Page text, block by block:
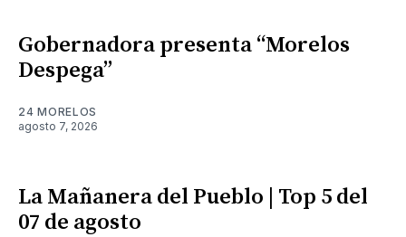
Gobernadora presenta “Morelos
Despega”
24 MORELOS
agosto 7, 2026
La Mañanera del Pueblo | Top 5 del
07 de agosto